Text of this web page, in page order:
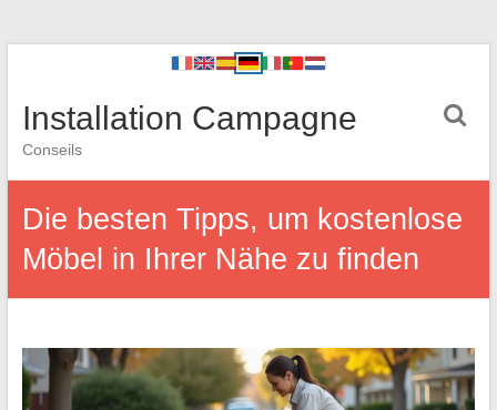
Installation Campagne
Conseils
Die besten Tipps, um kostenlose
Möbel in Ihrer Nähe zu finden